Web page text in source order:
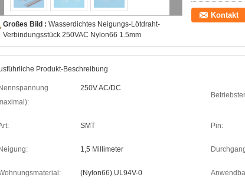
Großes Bild : Wasserdichtes Neigungs-Lötdraht-
Verbindungsstück 250VAC Nylon66 1.5mm
Kontakt
Produkt-Beschreibung
Nennspannung
250V AC/DC
SMT Pin:
Neigung: 1,5 Millimeter
(Nylon66) UL94V-0